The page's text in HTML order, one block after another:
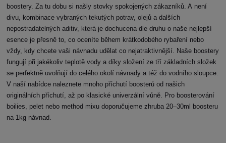
boostery. Za tu dobu si našly stovky spokojených zákazníků. A není
divu, kombinace vybraných tekutých potrav, olejů a dalších
nepostradatelných aditiv, která je dochucena dle druhu o naše nejlepší
esence je přesně to, co oceníte během krátkodobého rybaření nebo
vždy, kdy chcete vaši návnadu udělat co nejatraktivnější. Naše boostery
fungují při jakékoliv teplotě vody a díky složení ze tří základních složek
se perfektně uvolňují do celého okolí návnady a též do vodního sloupce.
V naší nabídce naleznete mnoho příchutí boosterů od našich
originálních příchutí, až po klasické univerzální vůně. Pro boosterování
boilies, pelet nebo method mixu doporučujeme zhruba 20–30ml boosteru
na 1kg návnad.